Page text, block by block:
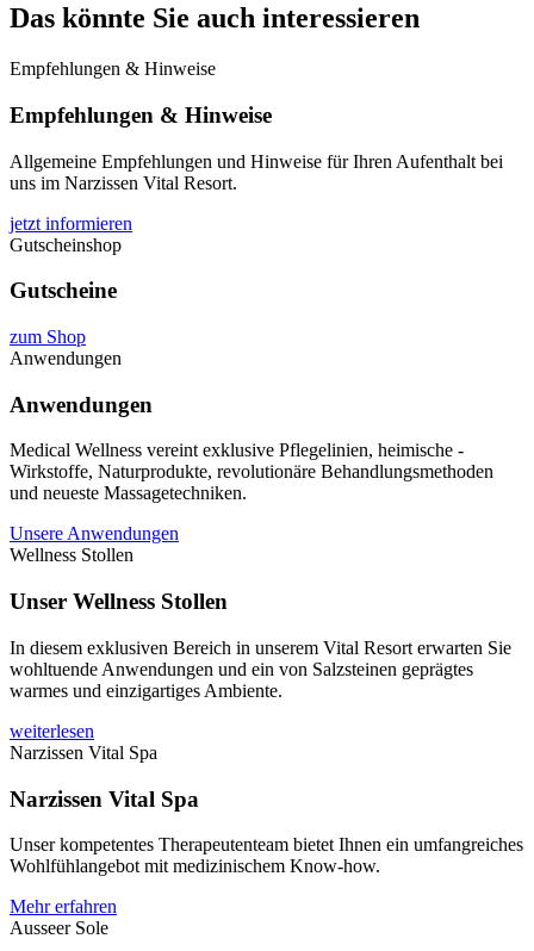
Das könnte Sie auch interessieren
Empfehlungen & Hinweise
Empfehlungen & Hinweise
Allgemeine Empfehlungen und Hinweise für Ihren Aufenthalt bei
uns im Narzissen Vital Resort.
jetzt informieren
Gutscheinshop
Gutscheine
zum Shop
Anwendungen
Anwendungen
Medical Wellness vereint exklusive Pflegelinien, heimische ­
Wirkstoffe, Naturprodukte, revolutionäre ­Behandlungsmethoden
und neueste Massagetechniken.
Unsere Anwendungen
Wellness Stollen
Unser Wellness Stollen
In diesem exklusiven Bereich in unserem Vital Resort erwarten Sie
wohltuende Anwendungen und ein von Salzsteinen geprägtes
warmes und einzigartiges Ambiente.
weiterlesen
Narzissen Vital Spa
Narzissen Vital Spa
Unser kompetentes Therapeutenteam bietet Ihnen ein umfangreiches
Wohlfühlangebot mit medizinischem Know-how.
Mehr erfahren
Ausseer Sole